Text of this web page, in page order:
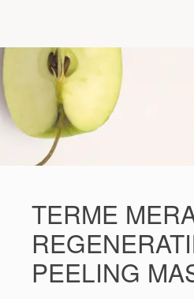
TERME
PEELING